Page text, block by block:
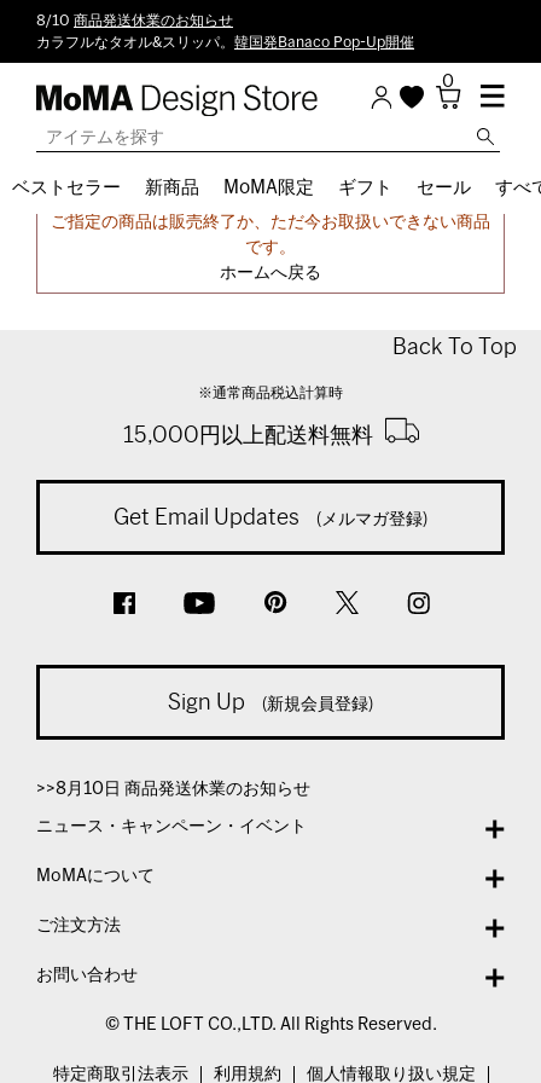
8/10 商品発送休業のお知らせ
カラフルなタオル&スリッパ。 韓国発Banaco Pop-Up開催
0
ベストセラー 新商品 MoMA限定 ギフト セール すべ
申し訳ございません。
ご指定の商品は販売終了か、ただ今お取扱いできない商品
です。
ホームへ戻る
Back To Top
※通常商品税込計算時
15,000円以上配送料無料
Get Email Updates (メルマガ登録)
Sign Up (新規会員登録)
>>8月10日 商品発送休業のお知らせ
ニュース・キャンペーン・イベント
MoMAについて
ご注文方法
お問い合わせ
© THE LOFT CO.,LTD. All Rights Reserved.
特定商取引法表示 利用規約 個人情報取り扱い規定